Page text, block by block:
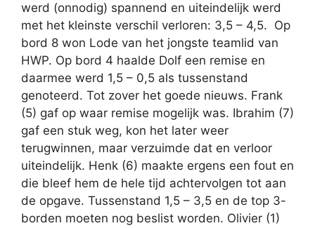
werd (onnodig) spannend en uiteindelijk werd
met het kleinste verschil verloren: 3,5 – 4,5. Op
bord 8 won Lode van het jongste teamlid van
HWP. Op bord 4 haalde Dolf een remise en
daarmee werd 1,5 – 0,5 als tussenstand
genoteerd. Tot zover het goede nieuws. Frank
(5) gaf op waar remise mogelijk was. Ibrahim (7)
gaf een stuk weg, kon het later weer
terugwinnen, maar verzuimde dat en verloor
uiteindelijk. Henk (6) maakte ergens een fout en
die bleef hem de hele tijd achtervolgen tot aan
de opgave. Tussenstand 1,5 – 3,5 en de top 3-
borden moeten nog beslist worden. Olivier (1)